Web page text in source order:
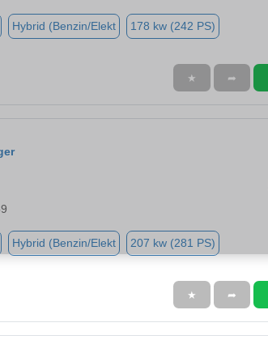
Hybrid (Benzin/Elekt 178 kw (242 PS)
★ ➦
Hybrid (Benzin/Elekt 207 kw (281 PS)
★ ➦